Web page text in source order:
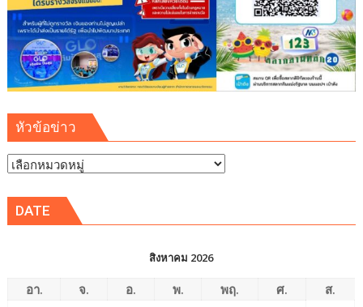
หัวข้อข่าว
หัวข้อ
DATE
สิงหาคม 2026
อา. จ. อ. พ. พฤ. ศ.
ส.